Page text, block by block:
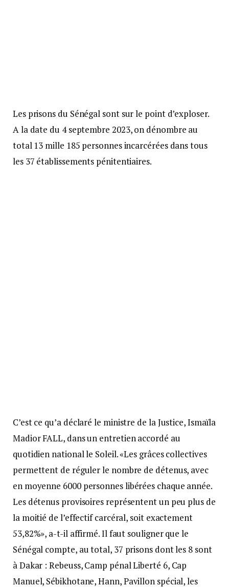
Les prisons du Sénégal sont sur le point d’exploser.
A la date du 4 septembre 2023, on dénombre au
total 13 mille 185 personnes incarcérées dans tous
les 37 établissements pénitentiaires.
C’est ce qu’a déclaré le ministre de la Justice, Ismaïla
Madior FALL, dans un entretien accordé au
quotidien national le Soleil. «Les grâces collectives
permettent de réguler le nombre de détenus, avec
en moyenne 6000 personnes libérées chaque année.
Les détenus provisoires représentent un peu plus de
la moitié de l’effectif carcéral, soit exactement
53,82%», a-t-il affirmé. Il faut souligner que le
Sénégal compte, au total, 37 prisons dont les 8 sont
à Dakar : Rebeuss, Camp pénal Liberté 6, Cap
Manuel, Sébikhotane, Hann, Pavillon spécial, les